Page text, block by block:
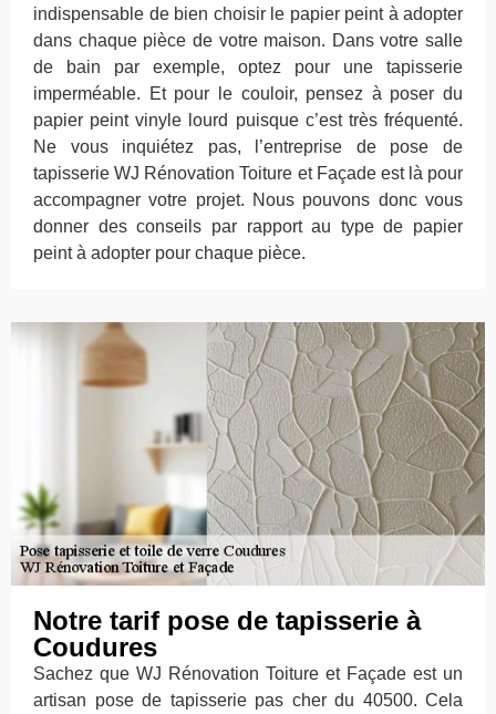
indispensable de bien choisir le papier peint à adopter
dans chaque pièce de votre maison. Dans votre salle
de bain par exemple, optez pour une tapisserie
imperméable. Et pour le couloir, pensez à poser du
papier peint vinyle lourd puisque c’est très fréquenté.
Ne vous inquiétez pas, l’entreprise de pose de
tapisserie WJ Rénovation Toiture et Façade est là pour
accompagner votre projet. Nous pouvons donc vous
donner des conseils par rapport au type de papier
peint à adopter pour chaque pièce.
Notre tarif pose de tapisserie à
Coudures
Sachez que WJ Rénovation Toiture et Façade est un
artisan pose de tapisserie pas cher du 40500. Cela